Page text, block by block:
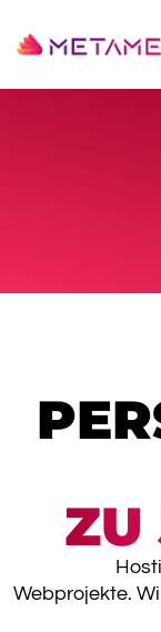
Ohne
wir verwalten es.
ZU
Webprojekte.